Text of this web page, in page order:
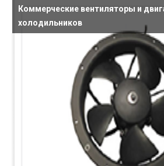
Коммерческие вентиляторы и
холодильников